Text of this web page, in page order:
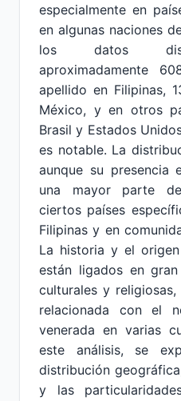
especialmente en
en algunas naciones
los datos
aproximadamente
apellido en Filipinas,
México, y en otros
Brasil y Estados
es notable. La
aunque su presencia
una mayor parte
ciertos países
Filipinas y en
La historia y el
están ligados en
culturales y
relacionada con el
venerada en varias
este análisis, se
distribución
y las